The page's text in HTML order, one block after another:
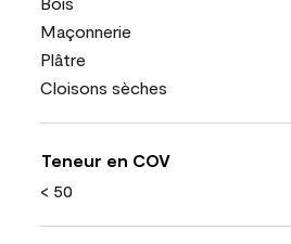
Maçonnerie
Plâtre
Cloisons sèches
Teneur en COV
< 50